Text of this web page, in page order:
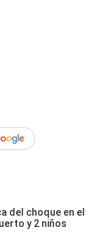
del choque en el
y 2 niños